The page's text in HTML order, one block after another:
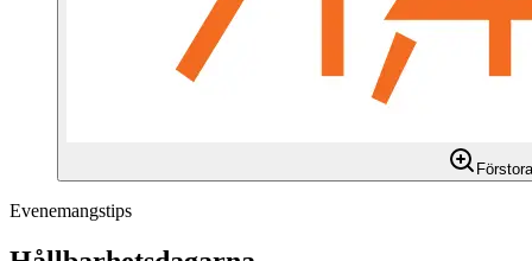
Förstora
Evenemangstips